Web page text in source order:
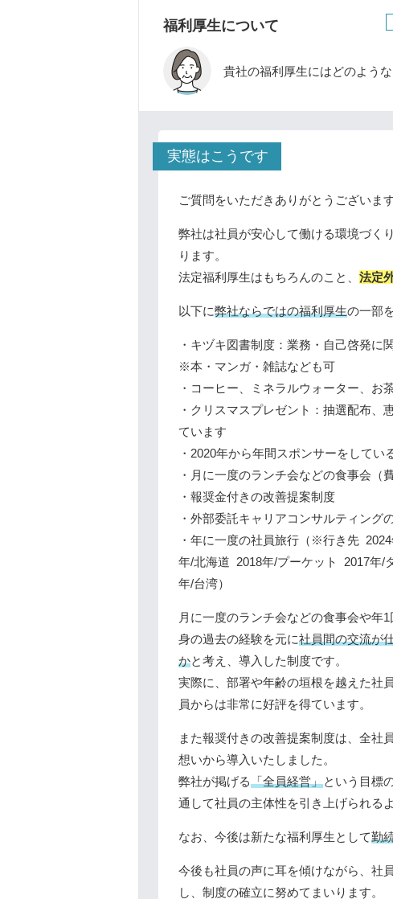
福利厚生について
貴社の福利厚生にはどのよう
実態はこうです
ご質問をいただきありがとうございます
弊社は社員が安心して働ける環境づく
ります。
法定福利厚生はもちろんのこと、 法定
以下に弊社ならではの福利厚生の一部
・キヅキ図書制度：業務・自己啓発に
※本・マンガ・雑誌なども可
・コーヒー、ミネラルウォーター、お
・クリスマスプレゼント：抽選配布
ています
・2020年から年間スポンサーをして
・月に一度のランチ会などの食事会（
・報奨金付きの改善提案制度
・外部委託キャリアコンサルティング
・年に一度の社員旅行（※行き先
年/北海道 2018年/プーケット 2017年/
年/台湾）
月に一度のランチ会などの食事会や年
身の過去の経験を元に社員間の交流が
かと考え、導入した制度です。
実際に、部署や年齢の垣根を越えた社
員からは非常に好評を得ています。
また報奨付きの改善提案制度は、全社
想いから導入いたしました。
弊社が掲げる「全員経営」という目標
通して社員の主体性を引き上げられる
なお、今後は新たな福利厚生として勤
今後も社員の声に耳を傾けながら、社
し、制度の確立に努めてまいります。